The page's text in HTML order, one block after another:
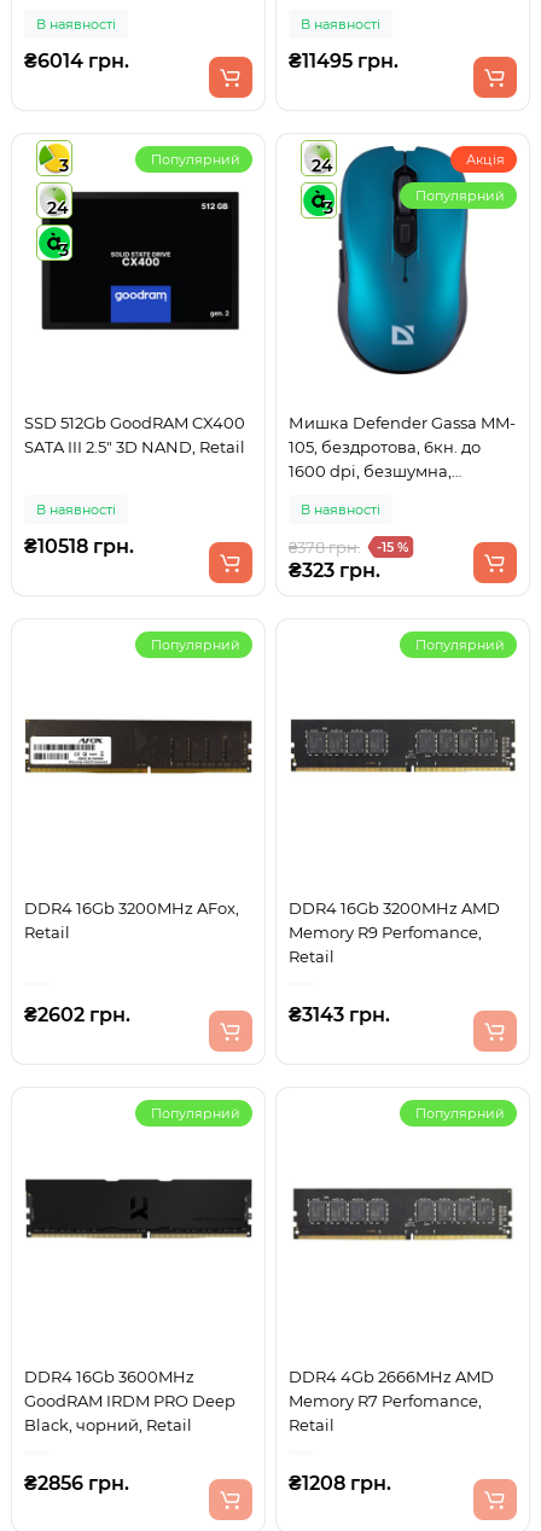
В наявності
₴6014 грн.
В наявності
₴11495 грн.
3
24
3
Популярний
SSD 512Gb GoodRAM CX400
SATA III 2.5" 3D NAND, Retail
В наявності
₴10518 грн.
24
3
Акція
Популярний
Мишка Defender Gassa MM-
105, бездротова, 6кн. до
1600 dpi, безшумна,
В наявності
₴378 грн. -15 %
₴323 грн.
Популярний
DDR4 16Gb 3200MHz AFox,
Retail
₴2602 грн.
Популярний
DDR4 16Gb 3200MHz AMD
Memory R9 Perfomance,
Retail
₴3143 грн.
Популярний
DDR4 16Gb 3600MHz
GoodRAM IRDM PRO Deep
Black, чорний, Retail
₴2856 грн.
Популярний
DDR4 4Gb 2666MHz AMD
Memory R7 Perfomance,
Retail
₴1208 грн.